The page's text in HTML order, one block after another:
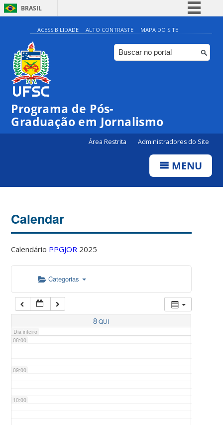
BRASIL
Simplifique!
Comunica BR
Participe
ACESSIBILIDADE ALTO CONTRASTE MAPA DO SITE
Programa de Pós-
Graduação em Jornalismo
Área Restrita Administradores do Site
MENU
Calendar
Calendário PPGJOR 2025
Categorias
8QUI
Dia inteiro
04:00
05:00
07:00
08:00
09:00
10:00